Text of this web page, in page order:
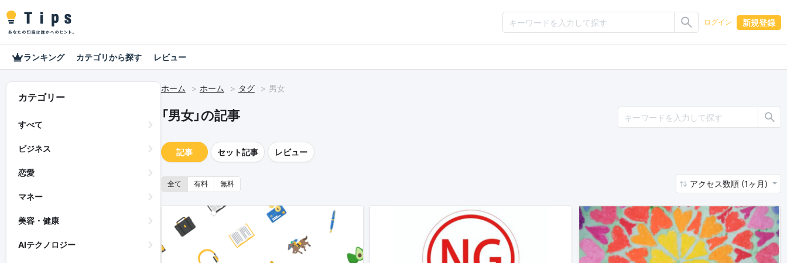
ログイン 新規登録
ランキング カテゴリから探す レビュー
カテゴリー
すべて
ビジネス
恋愛
マネー
美容・健康
AIテクノロジー
ホーム ホーム タグ 男女
「男女」の記事
記事 セット記事 レビュー
全て 有料 無料 アクセス数順 (1ヶ月)